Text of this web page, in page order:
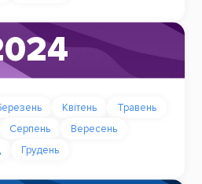
Квітень
Травень
Серпень
Вересень
Грудень